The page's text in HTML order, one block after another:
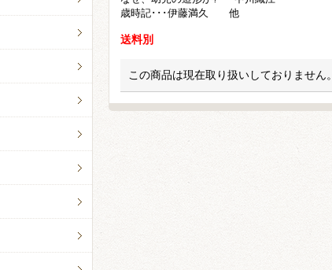
歳時記･･･伊藤満久 他
送料別
この商品は現在取り扱いしておりません。